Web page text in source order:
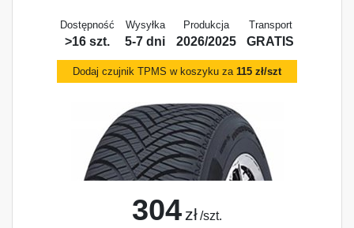
Dostępność
>16 szt.
Wysyłka
5-7 dni
Produkcja
2026/2025
Transport
GRATIS
Dodaj czujnik TPMS w koszyku za 115 zł/szt
304 zł /szt.